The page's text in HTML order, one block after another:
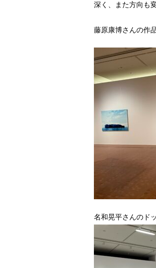
深く、また方向も
藤原康博さんの作
名和晃平さんのド